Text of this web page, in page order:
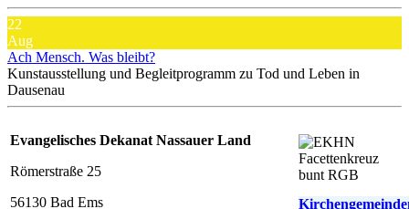
22
Aug
Ach Mensch. Was bleibt?
Kunstausstellung und Begleitprogramm zu Tod und Leben in
Dausenau
Evangelisches Dekanat Nassauer Land
Römerstraße 25
56130 Bad Ems